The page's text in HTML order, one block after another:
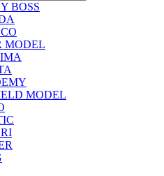
BOSS
MODEL
MODEL